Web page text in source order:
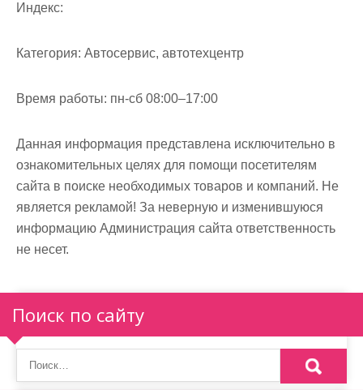
Индекс:
Категория: Автосервис, автотехцентр
Время работы: пн-сб 08:00–17:00
Данная информация представлена исключительно в
ознакомительных целях для помощи посетителям
сайта в поиске необходимых товаров и компаний. Не
является рекламой! За неверную и изменившуюся
информацию Администрация сайта ответственность
не несет.
Поиск по сайту